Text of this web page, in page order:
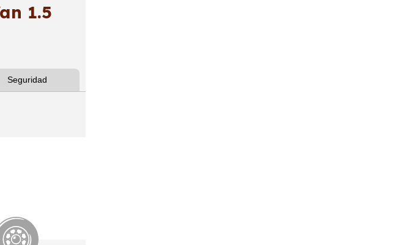
1.5
Seguridad